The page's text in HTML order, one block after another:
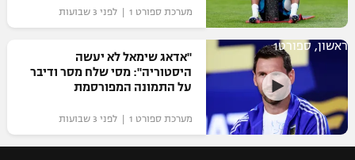
מערכת ספורט 1 | לפני 3 שבועות
ראשון, ספורט1
"אדאג שימאל לא יעשה
היסטוריה": מסי שלח מסר ודיבר
על התמונה המפורסמת
מערכת ספורט 1 | לפני 3 שבועות